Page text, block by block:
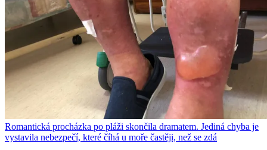
Romantická procházka po pláži skončila dramatem. Jediná chyba je
vystavila nebezpečí, které číhá u moře častěji, než se zdá